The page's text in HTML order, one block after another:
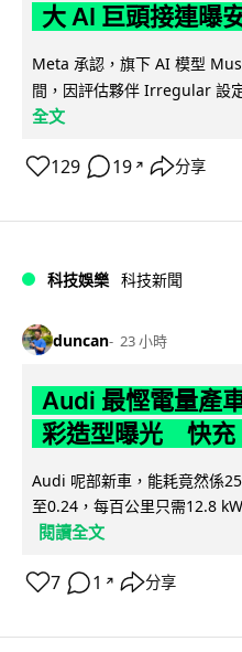
大 AI 巨頭接連曝
Meta 承認，旗下 AI 模型
間，因評估夥伴 Irregular 設
全文
129 19 ↗ 分享
科技娛樂 科技新聞
duncan 23 小時
Audi 最慳電量產
彩造型曝光 快充
Audi 呢部新車，能耗竟然係
至0.24，每百公里只需12.8
閱讀全文
7 1 ↗ 分享